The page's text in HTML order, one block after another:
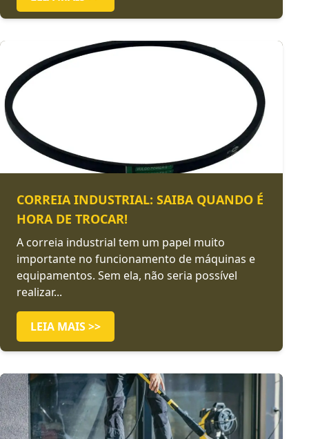
CORREIA INDUSTRIAL: SAIBA QUANDO É
HORA DE TROCAR!
A correia industrial tem um papel muito
importante no funcionamento de máquinas e
equipamentos. Sem ela, não seria possível
realizar...
LEIA MAIS >>